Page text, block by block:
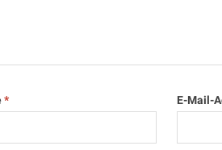
* E-Mail-